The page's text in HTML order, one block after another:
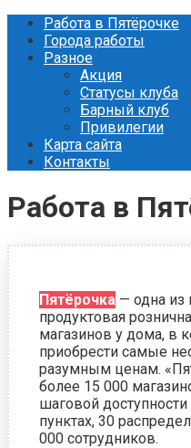
Перейти
контенту
Работа в Пятёрочке
Города работы
Разное
Акция
Статусы клуба
Барный клуб
Привилегии
Карта сайта
Контакты
Работа в
Пятёрочка — одна из
продуктовая
магазинов у дома, в
приобрести самые
разумным ценам.
более 15 000
шаговой
пунктах, 30
000 сотрудников.